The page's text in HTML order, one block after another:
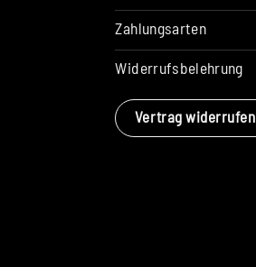
Zahlungsarten
Widerrufsbelehrung
Vertrag widerrufen